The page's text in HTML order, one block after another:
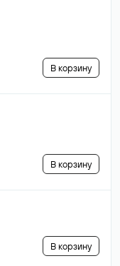
В корзину
В корзину
В корзину